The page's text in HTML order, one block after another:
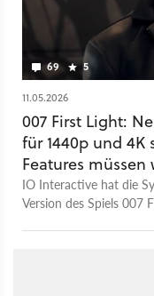
69 5
11.05.2026
007 First Light:
für 1440p und 4K
Features
IO Interactive hat die
Version des Spiels 007